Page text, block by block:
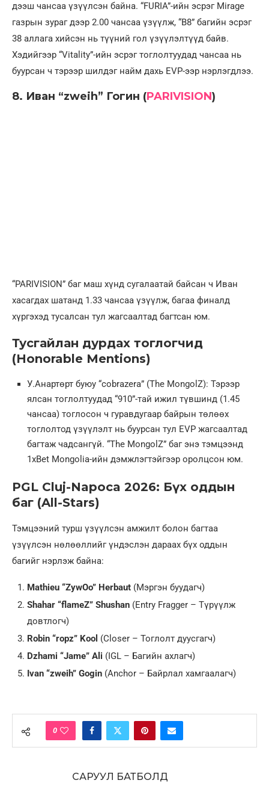
дээш чансаа үзүүлсэн байна. “FURIA”-ийн эсрэг Mirage
газрын зураг дээр 2.00 чансаа үзүүлж, “B8” багийн эсрэг
38 аллага хийсэн нь түүний гол үзүүлэлтүүд байв.
Хэдийгээр “Vitality”-ийн эсрэг тоглолтуудад чансаа нь
буурсан ч тэрээр шилдэг найм дахь EVP-ээр нэрлэгдлээ.
8. Иван “zweih” Гогин (PARIVISION)
“PARIVISION” баг маш хүнд сугалаатай байсан ч Иван
хасагдах шатанд 1.33 чансаа үзүүлж, багаа финалд
хүргэхэд тусалсан тул жагсаалтад багтсан юм.
Тусгайлан дурдах тоглогчид
(Honorable Mentions)
У.Анартөрт буюу “cobrazera” (The MongolZ): Тэрээр
ялсан тоглолтуудад “910”-тай ижил түвшинд (1.45
чансаа) тоглосон ч гуравдугаар байрын төлөөх
тоглолтод үзүүлэлт нь буурсан тул EVP жагсаалтад
багтаж чадсангүй. “The MongolZ” баг энэ тэмцээнд
1xBet Mongolia-ийн дэмжлэгтэйгээр оролцсон юм.
PGL Cluj-Napoca 2026: Бүх оддын
баг (All-Stars)
Тэмцээний турш үзүүлсэн амжилт болон багтаа
үзүүлсэн нөлөөллийг үндэслэн дараах бүх оддын
багийг нэрлэж байна:
Mathieu “ZywOo” Herbaut (Мэргэн буудагч)
Shahar “flameZ” Shushan (Entry Fragger – Түрүүлж
довтлогч)
Robin “ropz” Kool (Closer – Тоглолт дуусгагч)
Dzhami “Jame” Ali (IGL – Багийн ахлагч)
Ivan “zweih” Gogin (Anchor – Байрлал хамгаалагч)
0
САРУУЛ БАТБОЛД